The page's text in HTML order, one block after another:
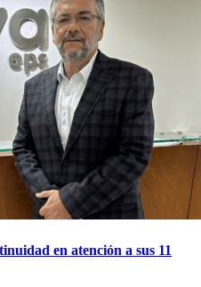
en atención a sus 11